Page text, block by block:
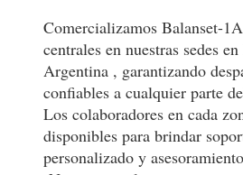
Comercializamos Balanset-
centrales en nuestras sedes
Argentina , garantizando
confiables a cualquier parte
Los colaboradores en cada
disponibles para brindar
personalizado y